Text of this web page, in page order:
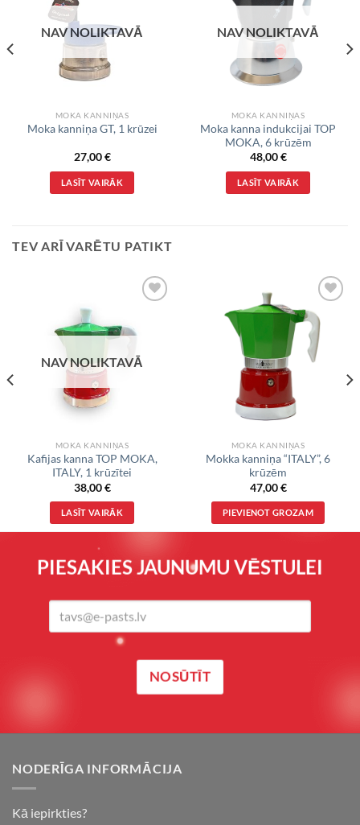
NAV NOLIKTAVĀ
MOKA KANNIŅAS
Moka kanniņa GT, 1 krūzei
27,00€
LASĪT VAIRĀK
NAV NOLIKTAVĀ
MOKA KANNIŅAS
Moka kanna indukcijai TOP
MOKA, 6 krūzēm
48,00€
LASĪT VAIRĀK
TEV ARĪ VARĒTU PATIKT
NAV NOLIKTAVĀ
MOKA KANNIŅAS
Kafijas kanna TOP MOKA,
ITALY, 1 krūzītei
38,00€
LASĪT VAIRĀK
VĒLMJU
SARAKSTS
MOKA KANNIŅAS
Mokka kanniņa “ITALY”, 6
krūzēm
47,00€
PIEVIENOT GROZAM
PIESAKIES JAUNUMU VĒSTULEI
NODERĪGA INFORMĀCIJA
Kā iepirkties?